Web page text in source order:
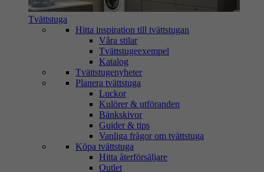
Tvättstuga
Hitta inspiration till tvättstugan
Våra stilar
Tvättstugeexempel
Katalog
Tvättstugenyheter
Planera tvättstuga
Luckor
Kulörer & utföranden
Bänkskivor
Guider & tips
Vanliga frågor om tvättstuga
Köpa tvättstuga
Hitta återförsäljare
Outlet